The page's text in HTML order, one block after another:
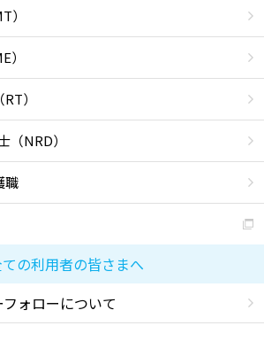
）
）
）
（NRD）
職
の利用者の皆さまへ
ォローについて